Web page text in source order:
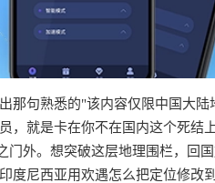
那句熟悉的"该内容仅限中国大
就是卡在你不在国内这个死结
外。想突破这层地理围栏，回
度尼西亚用欢遇怎么把定位修改